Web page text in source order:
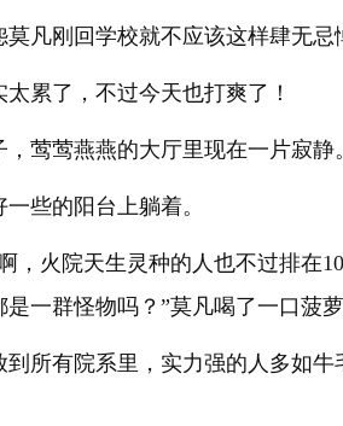
凡刚回学校就不应该这样肆无忌
累了，不过今天也打爽了！
莺莺燕燕的大厅里现在一片寂静。
些的阳台上躺着。
火院天生灵种的人也不过排在
一群怪物吗？”莫凡喝了一口菠
所有院系里，实力强的人多如